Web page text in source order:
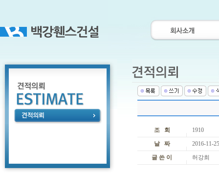
조 회
1910
날 짜
2016-11-
글 쓴 이
허강희